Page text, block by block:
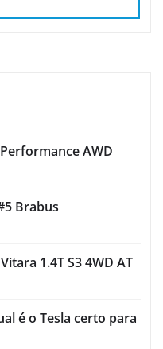
AWD
Brabus
1.4T S3 4WD AT
é o Tesla certo para